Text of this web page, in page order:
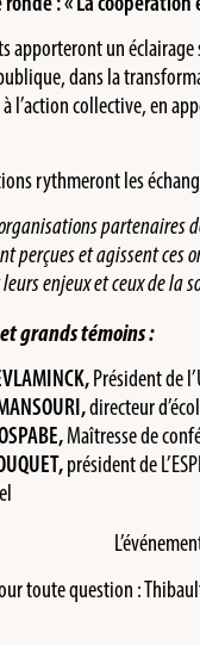
apporteront un
dans la
à l’action collective, en
rythmeront les
partenaires
perçues et agissent ces
enjeux et ceux de la
grands témoins :
,Président de
directeur
Maîtresse de
président de
toute question :